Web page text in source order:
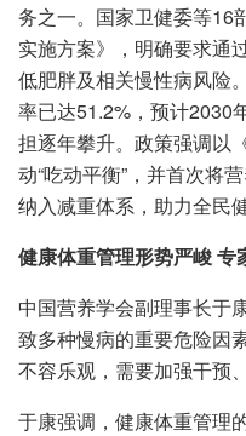
务之一。国家卫健委等16
实施方案》，明确要求通
低肥胖及相关慢性病风险
率已达51.2%，预计2030
担逐年攀升。政策强调以
动“吃动平衡”，并首次将
纳入减重体系，助力全民健
健康体重管理形势严峻 专
中国营养学会副理事长于
致多种慢病的重要危险因
不容乐观，需要加强干预
于康强调，健康体重管理